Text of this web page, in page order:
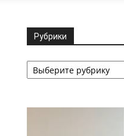
Рубрики
Рубрики